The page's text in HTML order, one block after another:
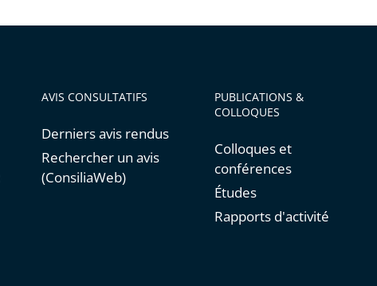
AVIS CONSULTATIFS
Derniers avis rendus
Rechercher un avis
(ConsiliaWeb)
PUBLICATIONS &
COLLOQUES
Colloques et
conférences
Études
Rapports d'activité